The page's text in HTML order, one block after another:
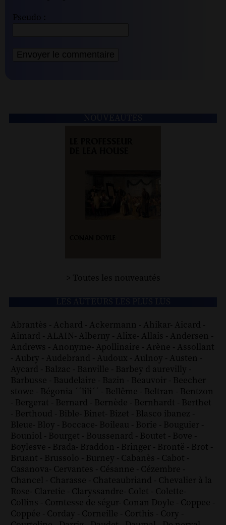
Pseudo :
> Toutes les nouveautés
Abrantès - Achard - Ackermann - Ahikar- Aicard -
Aimard - ALAIN- Alberny - Alixe- Allais - Andersen -
Andrews - Anonyme- Apollinaire - Arène - Assollant
- Aubry - Audebrand - Audoux - Aulnoy - Austen -
Aycard - Balzac - Banville - Barbey d aurevilly -
Barbusse - Baudelaire - Bazin - Beauvoir - Beecher
stowe - Bégonia ´´lili´´ - Bellême - Beltran - Bentzon
- Bergerat - Bernard - Bernède - Bernhardt - Berthet
- Berthoud - Bible- Binet- Bizet - Blasco ibanez -
Bleue- Bloy - Boccace- Boileau - Borie - Bouguier -
Bouniol - Bourget - Boussenard - Boutet - Bove -
Boylesve - Brada- Braddon - Bringer - Brontë - Brot -
Bruant - Brussolo - Burney - Cabanès - Cabot -
Casanova- Cervantes - Césanne - Cézembre -
Chancel - Charasse - Chateaubriand - Chevalier à la
Rose- Claretie - Claryssandre- Colet - Colette-
Collins - Comtesse de ségur- Conan Doyle - Coppee -
Coppée - Corday - Corneille - Corthis - Cory -